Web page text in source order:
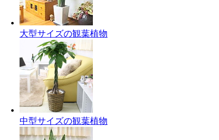
大型サイズの観葉植物
中型サイズの観葉植物